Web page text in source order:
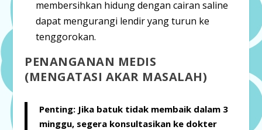
membersihkan hidung dengan cairan saline
dapat mengurangi lendir yang turun ke
tenggorokan.
PENANGANAN MEDIS
(MENGATASI AKAR MASALAH)
Penting: Jika batuk tidak membaik dalam 3
minggu, segera konsultasikan ke dokter